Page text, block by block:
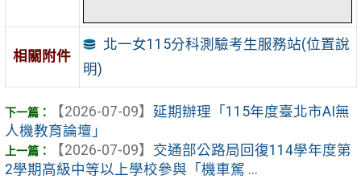
相關附件
北一女115分科測驗考生服務站(位置說
明)
【2026-07-09】 延期辦理「115年度臺北市AI無
人機教育論壇」
【2026-07-09】 交通部公路局回復114學年度第
2學期高級中等以上學校參與「機車駕 ...